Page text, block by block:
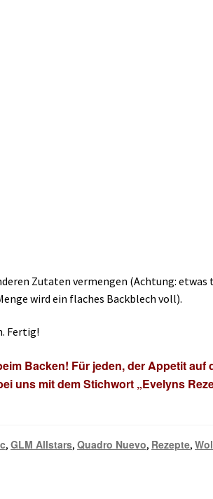
Zutaten vermengen (Achtung:
wird ein flaches Backblech voll).
Fertig!
Backen! Für jeden, der Appetit
uns mit dem Stichwort „Evelyns
,GLM Allstars,Quadro Nuevo, Rezepte,